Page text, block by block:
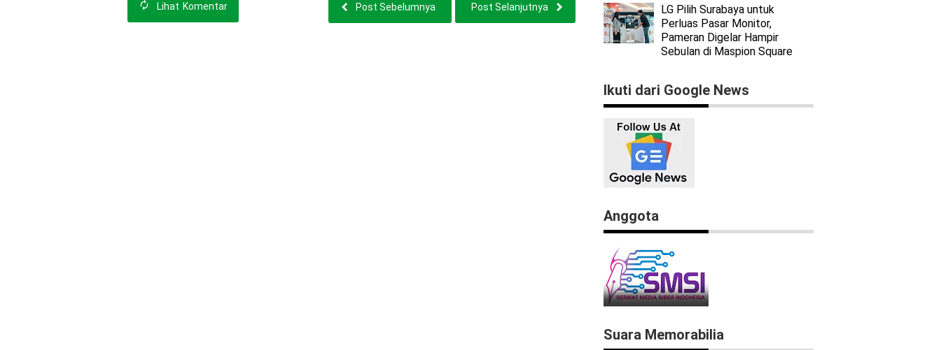
Lihat Komentar Post Selanjutnya
Post Sebelumnya
LG Pilih Surabaya untuk
Perluas Pasar Monitor,
Pameran Digelar Hampir
Sebulan di Maspion Square
Ikuti dari Google News
Anggota
Suara Memorabilia